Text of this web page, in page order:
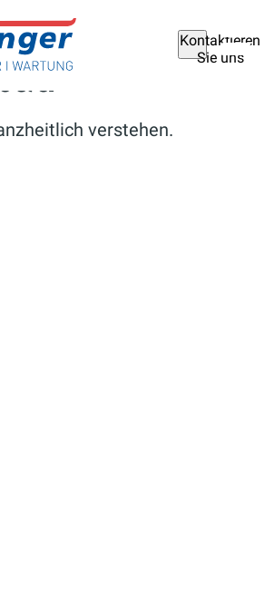
Kontaktieren
Sie uns
verstehen.